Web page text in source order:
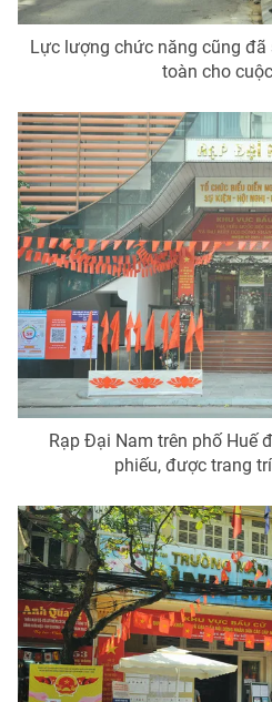
Lực lượng chức năng cũng
toàn cho
Rạp Đại Nam trên phố Huế
phiếu, được trang